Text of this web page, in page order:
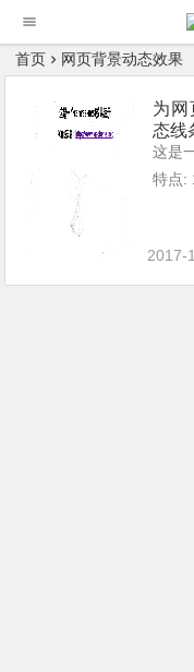
首页 网页背景动态效果
为网
态线
这是
特点:
2017-